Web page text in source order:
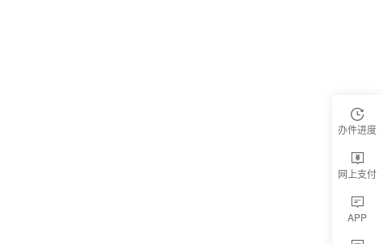
办件进度
网上支付
APP